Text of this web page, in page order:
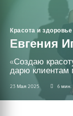
Красота и здоровье
Евгения
«Создаю
дарю клиентам
23 Мая 2025 6 мин.